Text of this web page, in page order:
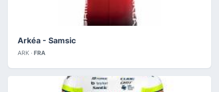
Arkéa - Samsic
ARK · FRA